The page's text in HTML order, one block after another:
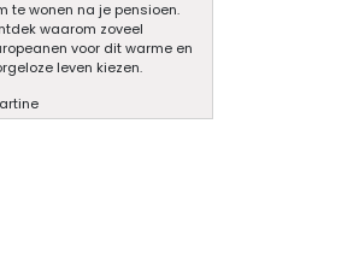
te wonen na je pensioen.
waarom zoveel
voor dit warme en
leven kiezen.